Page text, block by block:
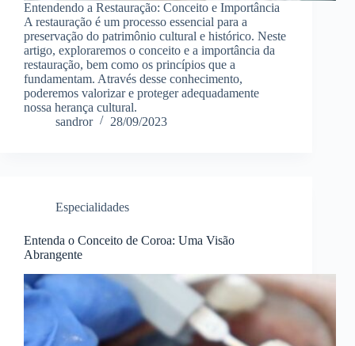
Entendendo a Restauração: Conceito e Importância
A restauração é um processo essencial para a
preservação do patrimônio cultural e histórico. Neste
artigo, exploraremos o conceito e a importância da
restauração, bem como os princípios que a
fundamentam. Através desse conhecimento,
poderemos valorizar e proteger adequadamente
nossa herança cultural.
sandror
28/09/2023
Especialidades
Entenda o Conceito de Coroa: Uma Visão
Abrangente